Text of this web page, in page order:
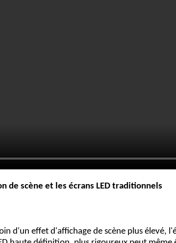
de scène et les écrans LED traditionnels
d'un effet d'affichage de scène plus élevé,